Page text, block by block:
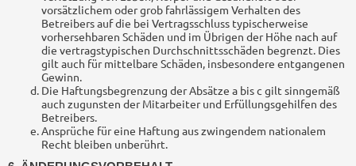
vorsätzlichem oder grob fahrlässigem Verhalten des
Betreibers auf die bei Vertragsschluss typischerweise
vorhersehbaren Schäden und im Übrigen der Höhe nach auf
die vertragstypischen Durchschnittsschäden begrenzt. Dies
gilt auch für mittelbare Schäden, insbesondere entgangenen
Gewinn.
Die Haftungsbegrenzung der Absätze a bis c gilt sinngemäß
auch zugunsten der Mitarbeiter und Erfüllungsgehilfen des
Betreibers.
Ansprüche für eine Haftung aus zwingendem nationalem
Recht bleiben unberührt.